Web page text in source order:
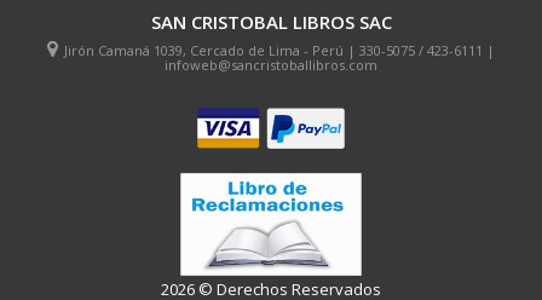
SAN CRISTOBAL LIBROS SAC
Jirón Camaná 1039, Cercado de Lima - Perú | 330-5075 / 423-6111 |
infoweb@sancristoballibros.com
2026 © Derechos Reservados